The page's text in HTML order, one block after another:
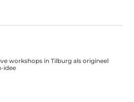
workshops in Tilburg als origineel
idee